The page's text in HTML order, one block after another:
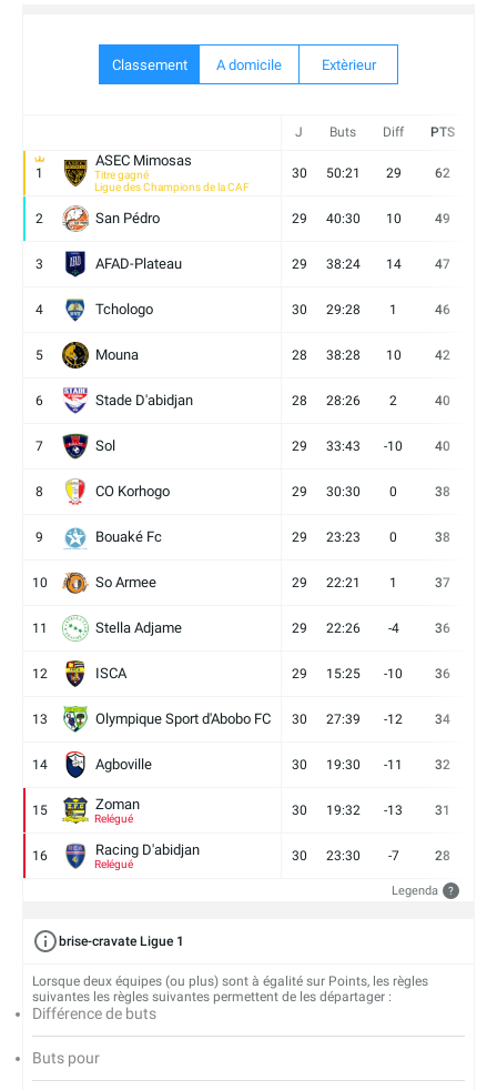
Classement A domicile Extèrieur
J Buts Diff PTS
1
ASEC Mimosas
Titre gagné
Ligue des Champions de la CAF
30 50:21 29 62
2 San Pédro 29 40:30 10 49
3 AFAD-Plateau 29 38:24 14 47
4 Tchologo 30 29:28 1 46
5 Mouna 28 38:28 10 42
6 Stade D'abidjan 28 28:26 2 40
7 Sol 29 33:43 -10 40
8 CO Korhogo 29 30:30 0 38
9 Bouaké Fc 29 23:23 0 38
10 So Armee 29 22:21 1 37
11 Stella Adjame 29 22:26 -4 36
12 ISCA 29 15:25 -10 36
13 Olympique Sport d'Abobo FC 30 27:39 -12 34
14 Agboville 30 19:30 -11 32
15 Zoman
Relégué
30 19:32 -13 31
16 Racing D'abidjan
Relégué
30 23:30 -7 28
Legenda ?
brise-cravate Ligue 1
Lorsque deux équipes (ou plus) sont à égalité sur Points, les règles
suivantes les règles suivantes permettent de les départager :
Différence de buts
Buts pour